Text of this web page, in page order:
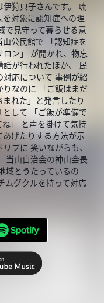
狩典子さんです。 琉
対象に認知症への理
で見守って暮らせる意
公民館で 「認知症を
ン」 が開かれ、物忘
が行われたほか、 民
応について 事例が紹
なのに 「ご飯はまだ
れた」と発言したり
して 「ご飯が準備で
」 と声を掛けて気持
げたりする方法が示
ブに 笑いながらも、
当山自治会の神山会長
とうたっているの
グクルを持って対応